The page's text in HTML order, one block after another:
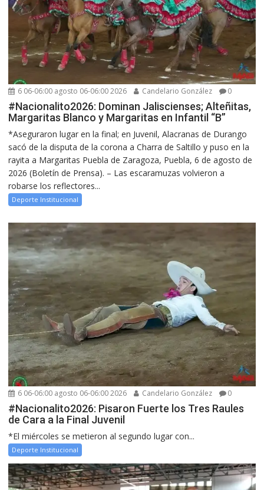
6 06-06:00 agosto 06-06:00 2026 Candelario González 0
#Nacionalito2026: Dominan Jaliscienses; Alteñitas,
Margaritas Blanco y Margaritas en Infantil “B”
*Aseguraron lugar en la final; en Juvenil, Alacranas de Durango
sacó de la disputa de la corona a Charra de Saltillo y puso en la
rayita a Margaritas Puebla de Zaragoza, Puebla, 6 de agosto de
2026 (Boletín de Prensa). – Las escaramuzas volvieron a
robarse los reflectores...
Deporte Institucional
6 06-06:00 agosto 06-06:00 2026 Candelario González 0
#Nacionalito2026: Pisaron Fuerte los Tres Raules
de Cara a la Final Juvenil
*El miércoles se metieron al segundo lugar con...
Deporte Institucional